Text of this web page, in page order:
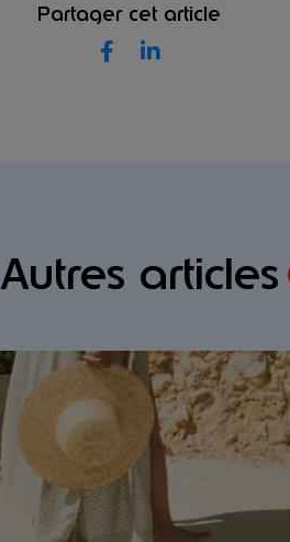
Partager cet article
Autres articles